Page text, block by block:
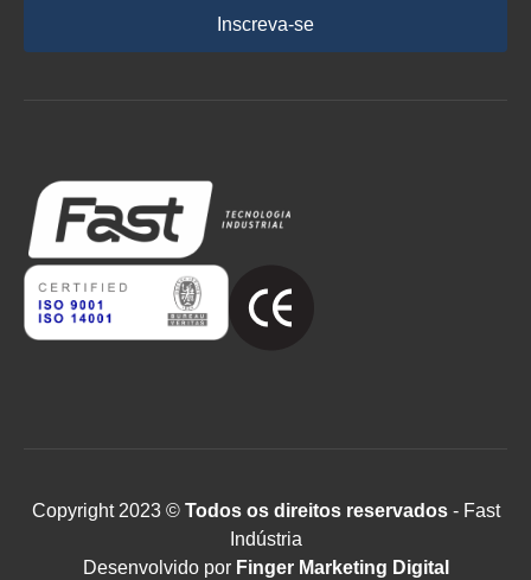
Inscreva-se
Copyright 2023 ©Todos os direitos reservados- Fast
Indústria
Desenvolvido por Finger Marketing Digital